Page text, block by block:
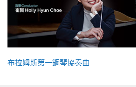
布拉姆斯第一鋼琴協奏曲